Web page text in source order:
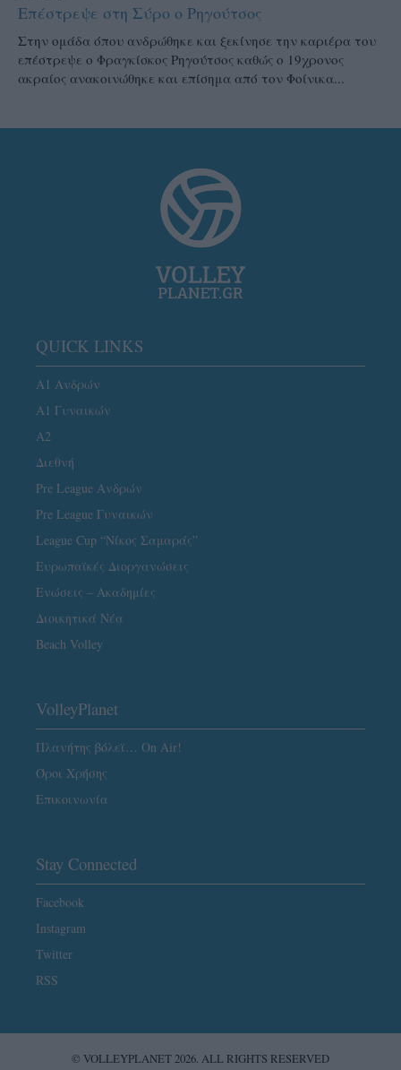
Επέστρεψε στη Σύρο ο Ρηγούτσος
Στην ομάδα όπου ανδρώθηκε και ξεκίνησε την καριέρα του
επέστρεψε ο Φραγκίσκος Ρηγούτσος καθώς ο 19χρονος
ακραίος ανακοινώθηκε και επίσημα από τον Φοίνικα...
QUICK LINKS
Α1 Ανδρών
Α1 Γυναικών
A2
Διεθνή
Pre League Ανδρών
Pre League Γυναικών
League Cup “Νίκος Σαμαράς”
Ευρωπαϊκές Διοργανώσεις
Ενώσεις – Ακαδημίες
Διοικητικά Νέα
Beach Volley
VolleyPlanet
Πλανήτης βόλεϊ… On Air!
Όροι Χρήσης
Επικοινωνία
Stay Connected
Facebook
Instagram
Twitter
RSS
© VOLLEYPLANET 2026. ALL RIGHTS RESERVED